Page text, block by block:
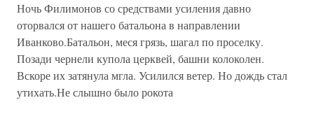
Ночь Филимонов со средствами усиления давно
оторвался от нашего батальона в направлении
Иванково.Батальон, меся грязь, шагал по проселку.
Позади чернели купола церквей, башни колоколен.
Вскоре их затянула мгла. Усилился ветер. Но дождь стал
утихать.Не слышно было рокота